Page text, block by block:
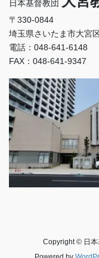
日本基督教団
〒330-0844
埼玉県さいたま市大宮
電話：048-641-6148
FAX：048-641-9347
Copyright © 日